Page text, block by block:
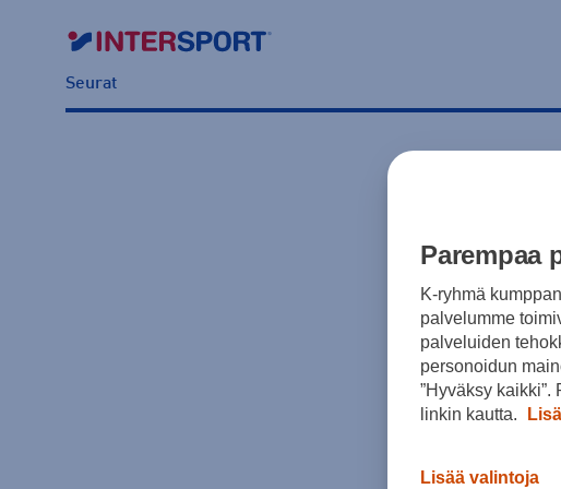
Seurat
Parempaa
K-ryhmä
palvelumme
palveluiden
personoidun
”Hyväksy kaikki”.
linkin kautta.
Lisää valintoja